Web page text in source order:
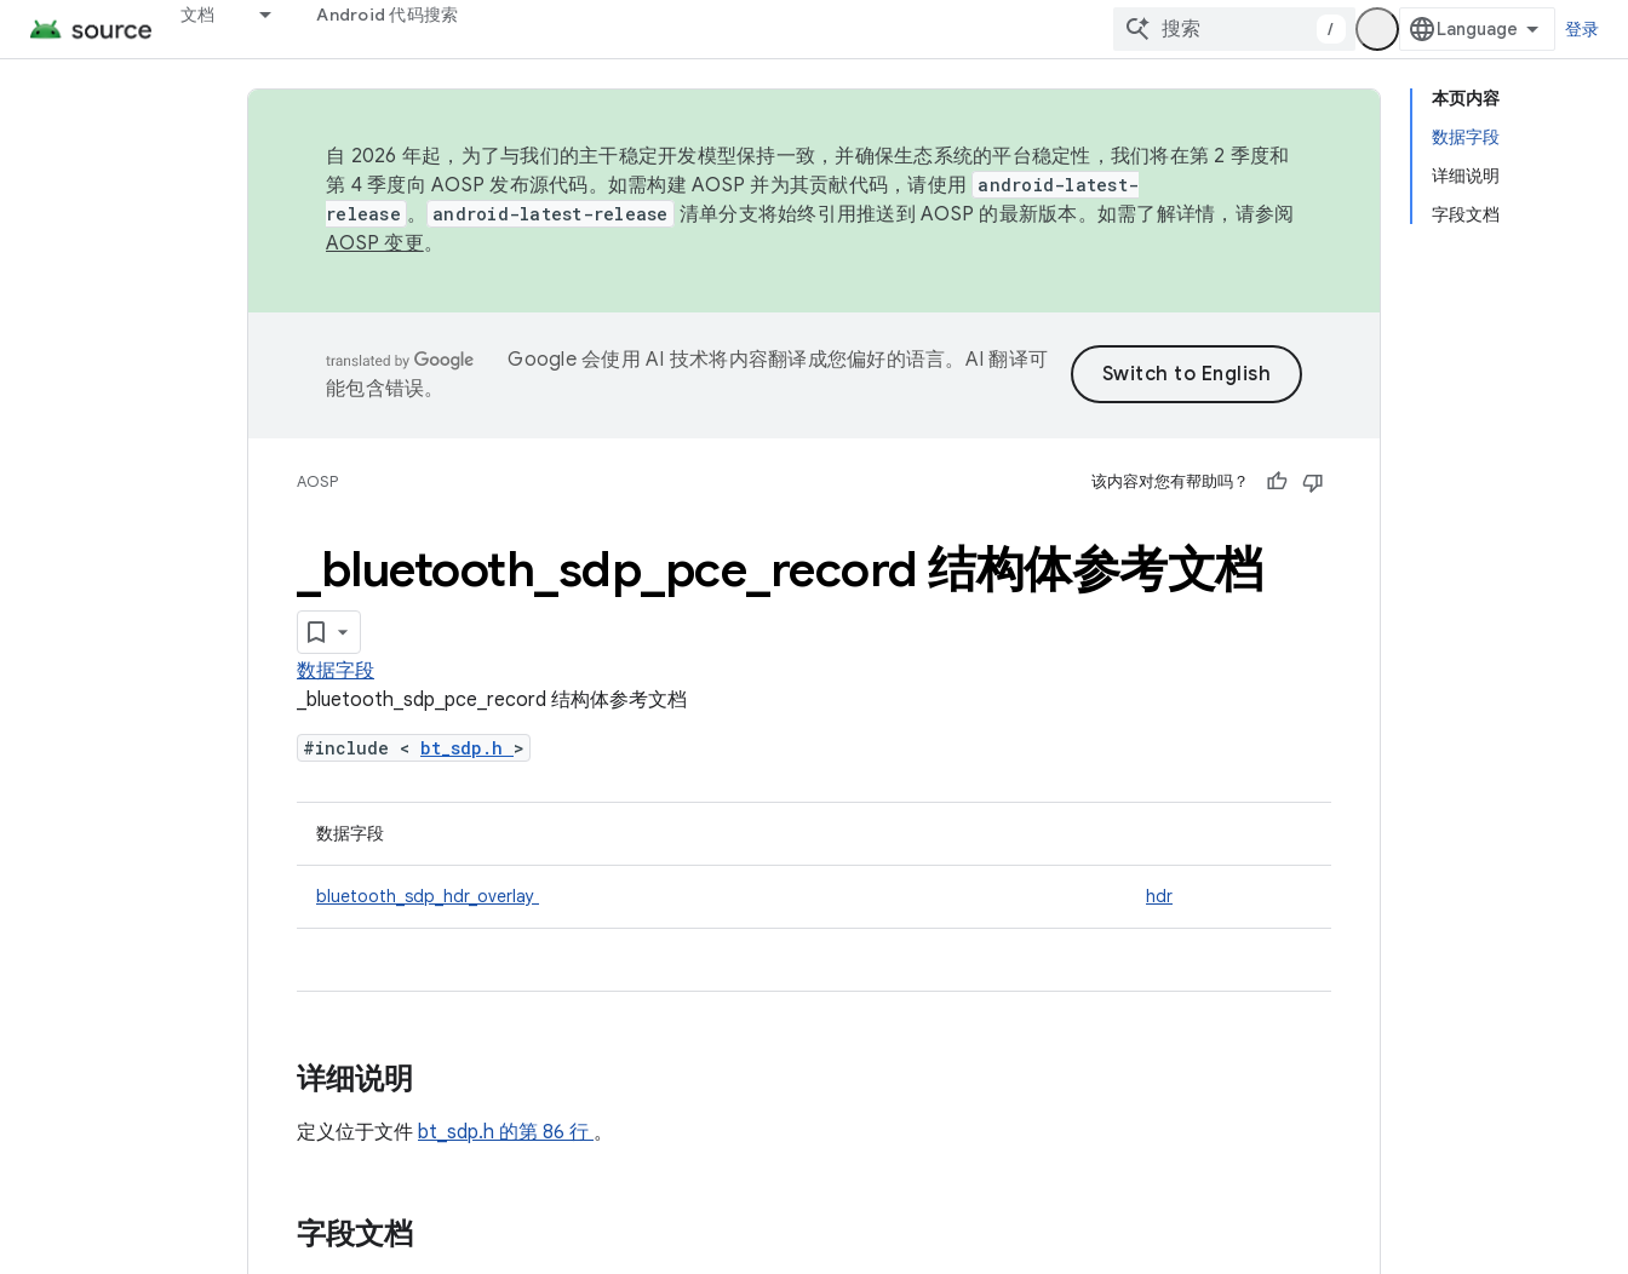
文档 Android 代码搜索
/ 登录
本页内容
数据字段
详细说明
字段文档
自 2026 年起，为了与我们的主干稳定开发模型保持一致，并确保生态系统的平台稳定性，我们将在第 2 季度和
第 4 季度向 AOSP 发布源代码。如需构建 AOSP 并为其贡献代码，请使用 android-latest-
release 。 android-latest-release 清单分支将始终引用推送到 AOSP 的最新版本。如需了解详情，请参阅
AOSP 变更。
Google 会使用 AI 技术将内容翻译成您偏好的语言。AI 翻译可
能包含错误。
AOSP 该内容对您有帮助吗？
bluetooth sdp pce record 结构体参考文档
数据字段
_bluetooth_sdp_pce_record 结构体参考文档
#include < bt_sdp.h >
数据字段
bluetooth_sdp_hdr_overlay hdr
详细说明
定义位于文件 bt_sdp.h 的第 86 行 。
字段文档